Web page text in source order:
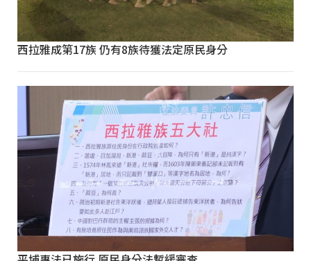
西拉雅成第17族 仍有8族待獲法定原民身分